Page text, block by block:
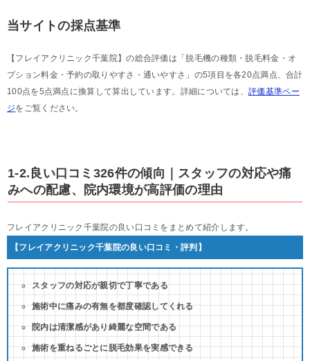
当サイトの採点基準
【フレイアクリニック千葉院】の総合評価は「脱毛機の種類・脱毛料金・オ
プション料金・予約の取りやすさ・通いやすさ」の5項目を各20点満点、合計
100点を5点満点に換算して算出しています。詳細については、 評価基準ペー
ジをご覧ください。
1-2.良い口コミ326件の傾向｜スタッフの対応や痛
みへの配慮、院内環境が高評価の理由
フレイアクリニック千葉院の良い口コミをまとめて紹介します。
【フレイアクリニック千葉院の良い口コミ・評判】
スタッフの対応が親切で丁寧である
施術中に痛みの有無を都度確認してくれる
院内は清潔感があり綺麗な空間である
施術を重ねるごとに脱毛効果を実感できる